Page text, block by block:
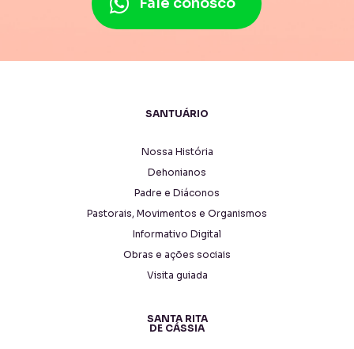
SANTUÁRIO
Nossa História
Dehonianos
Padre e Diáconos
Pastorais, Movimentos e Organismos
Informativo Digital
Obras e ações sociais
Visita guiada
SANTA RITA
DE CÁSSIA